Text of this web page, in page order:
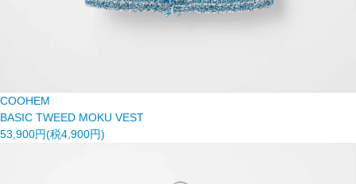
COOHEM
BASIC TWEED MOKU VEST
53,900円(税4,900円)